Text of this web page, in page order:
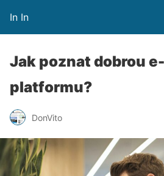
In In
Jak poznat dobrou
platformu?
DonVito